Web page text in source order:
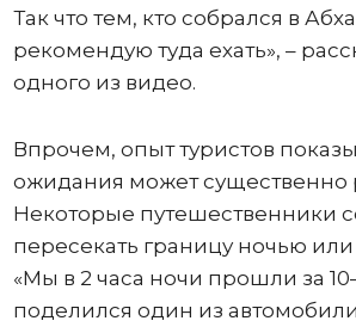
Так что тем, кто собрался в
рекомендую туда ехать», –
одного из видео.
Впрочем, опыт туристов
ожидания может существенно
Некоторые путешественники
пересекать границу ночью
«Мы в 2 часа ночи прошли за
поделился один из